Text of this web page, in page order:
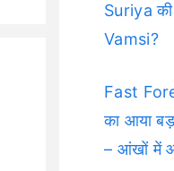
Suriya
Vamsi?
Fast
का आया
– आंखों में